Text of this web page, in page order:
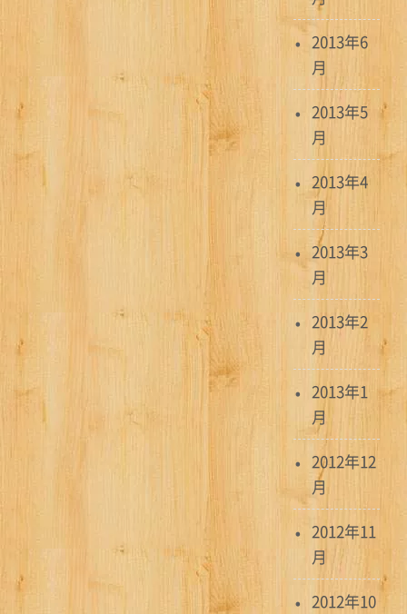
2013年6
月
2013年5
月
2013年4
月
2013年3
月
2013年2
月
2013年1
月
2012年12
月
2012年11
月
2012年10